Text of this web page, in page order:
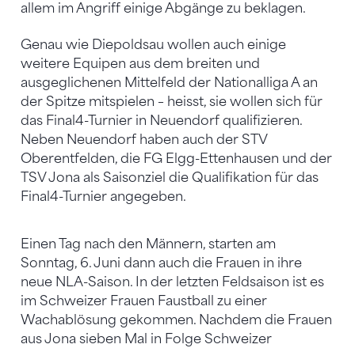
allem im Angriff einige Abgänge zu beklagen.
Genau wie Diepoldsau wollen auch einige
weitere Equipen aus dem breiten und
ausgeglichenen Mittelfeld der Nationalliga A an
der Spitze mitspielen – heisst, sie wollen sich für
das Final4-Turnier in Neuendorf qualifizieren.
Neben Neuendorf haben auch der STV
Oberentfelden, die FG Elgg-Ettenhausen und der
TSV Jona als Saisonziel die Qualifikation für das
Final4-Turnier angegeben.
Einen Tag nach den Männern, starten am
Sonntag, 6. Juni dann auch die Frauen in ihre
neue NLA-Saison. In der letzten Feldsaison ist es
im Schweizer Frauen Faustball zu einer
Wachablösung gekommen. Nachdem die Frauen
aus Jona sieben Mal in Folge Schweizer